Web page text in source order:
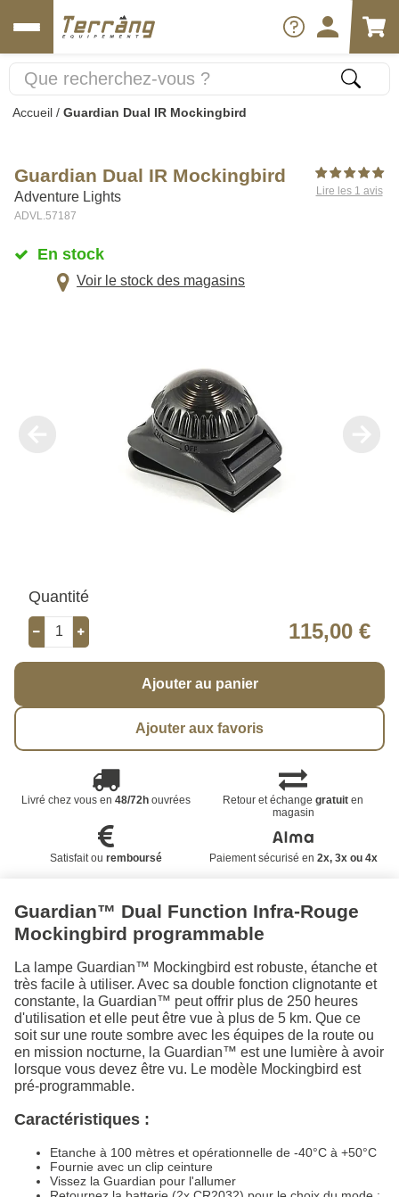
Accueil / Guardian Dual IR Mockingbird
Guardian Dual IR Mockingbird
Adventure Lights
ADVL.57187
Lire les 1 avis
En stock
Voir le stock des magasins
Quantité
115,00 €
Ajouter au panier
Ajouter aux favoris
Livré chez vous en 48/72houvrées Retour et échangegratuit en
magasin
Satisfait ou remboursé Paiement sécurisé en 2x, 3x ou 4x
Guardian™ Dual Function Infra-Rouge
Mockingbird programmable
La lampe Guardian™ Mockingbird est robuste, étanche et
très facile à utiliser. Avec sa double fonction clignotante et
constante, la Guardian™ peut offrir plus de 250 heures
d'utilisation et elle peut être vue à plus de 5 km. Que ce
soit sur une route sombre avec les équipes de la route ou
en mission nocturne, la Guardian™ est une lumière à avoir
lorsque vous devez être vu. Le modèle Mockingbird est
pré-programmable.
Caractéristiques :
Etanche à 100 mètres et opérationnelle de -40°C à +50°C
Fournie avec un clip ceinture
Vissez la Guardian pour l'allumer